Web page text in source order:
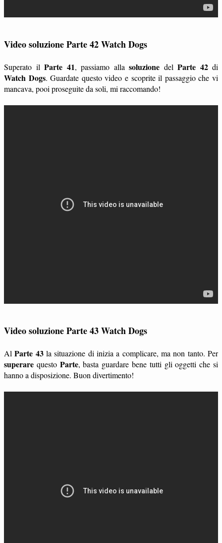
Video soluzione Parte 42 Watch Dogs
Superato il Parte 41, passiamo alla soluzione del Parte 42di
Watch Dogs. Guardate questo video e scoprite il passaggio che vi
mancava, pooi proseguite da soli, mi raccomando!
Video soluzione Parte 43 Watch Dogs
AlParte 43la situazione di inizia a complicare, ma non tanto. Per
superare questo Parte, basta guardare bene tutti gli oggetti che si
hanno a disposizione. Buon divertimento!